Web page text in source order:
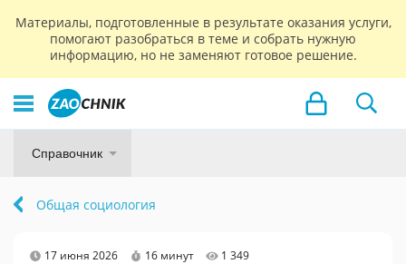
Материалы, подготовленные в результате оказания услуги,
помогают разобраться в теме и собрать нужную
информацию, но не заменяют готовое решение.
Справочник
Общая социология
17 июня 2026 16 минут 1 349